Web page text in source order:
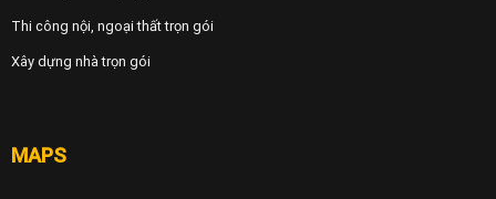
Thi công nội, ngoại thất trọn gói
Xây dựng nhà trọn gói
MAPS